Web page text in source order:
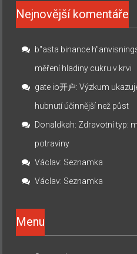
Nejnovější komentáře
b"asta binance
měření hladiny cukru v krvi
gate io开户:Výzkum
hubnutí účinnější než půst
Donaldkah: Zdravotní typ:
potraviny
Václav: Seznamka
Václav: Seznamka
Menu